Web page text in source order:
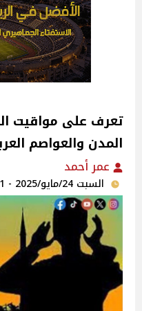
تعرف على مواقيت
المدن والعواصم
عمر أحمد
السبت 24/مايو/2025 - 02:51 ص